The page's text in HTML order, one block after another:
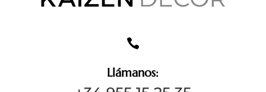

Llámanos: